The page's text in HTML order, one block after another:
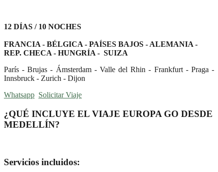
12 DÍAS / 10 NOCHES
FRANCIA - BÉLGICA - PAÍSES BAJOS - ALEMANIA -
REP. CHECA - HUNGRÍA - SUIZA
París - Brujas - Ámsterdam - Valle del Rhin - Frankfurt - Praga -
Innsbruck - Zurich - Dijon
Whatsapp Solicitar Viaje
¿QUÉ INCLUYE EL VIAJE EUROPA GO DESDE
MEDELLÍN?
Servicios incluidos: